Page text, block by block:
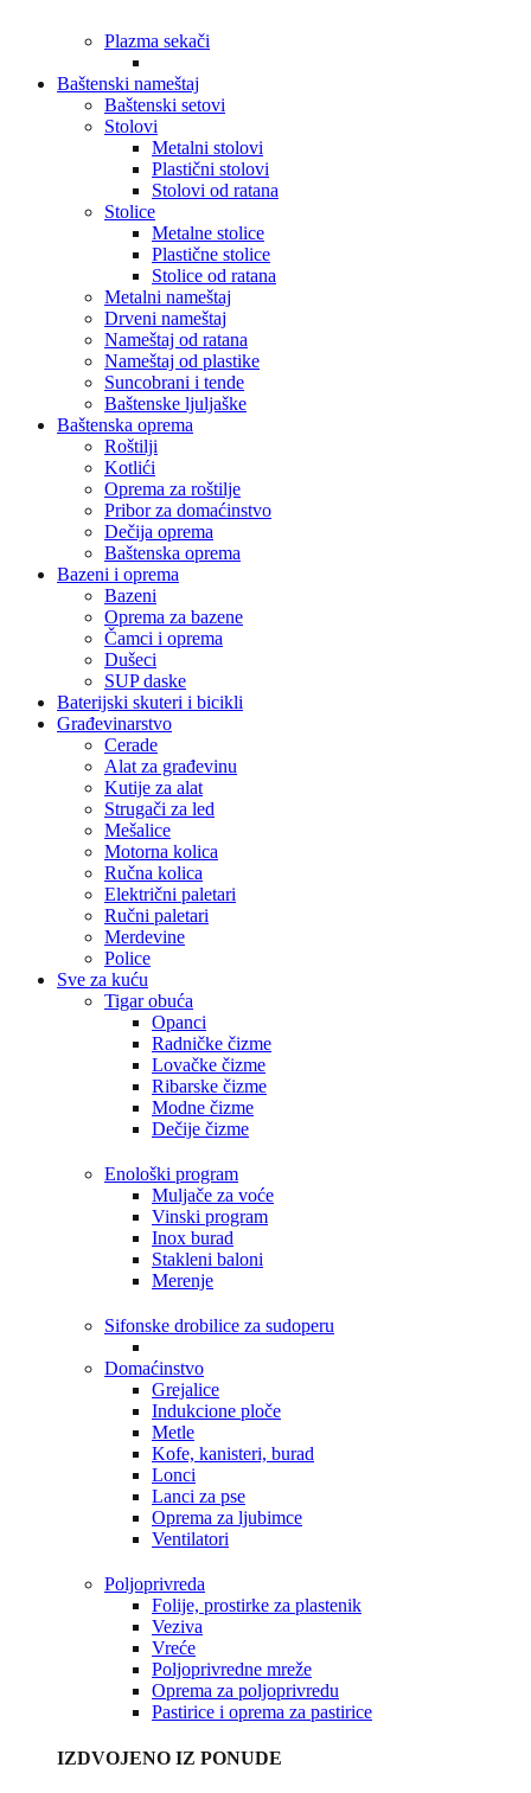
Plazma sekači
Baštenski nameštaj
Baštenski setovi
Stolovi
Metalni stolovi
Plastični stolovi
Stolovi od ratana
Stolice
Metalne stolice
Plastične stolice
Stolice od ratana
Metalni nameštaj
Drveni nameštaj
Nameštaj od ratana
Nameštaj od plastike
Suncobrani i tende
Baštenske ljuljaške
Baštenska oprema
Roštilji
Kotlići
Oprema za roštilje
Pribor za domaćinstvo
Dečija oprema
Baštenska oprema
Bazeni i oprema
Bazeni
Oprema za bazene
Čamci i oprema
Dušeci
SUP daske
Baterijski skuteri i bicikli
Građevinarstvo
Cerade
Alat za građevinu
Kutije za alat
Strugači za led
Mešalice
Motorna kolica
Ručna kolica
Električni paletari
Ručni paletari
Merdevine
Police
Sve za kuću
Tigar obuća
Opanci
Radničke čizme
Lovačke čizme
Ribarske čizme
Modne čizme
Dečije čizme
Enološki program
Muljače za voće
Vinski program
Inox burad
Stakleni baloni
Merenje
Sifonske drobilice za sudoperu
Domaćinstvo
Grejalice
Indukcione ploče
Metle
Kofe, kanisteri, burad
Lonci
Lanci za pse
Oprema za ljubimce
Ventilatori
Poljoprivreda
Folije, prostirke za plastenik
Veziva
Vreće
Poljoprivredne mreže
Oprema za poljoprivredu
Pastirice i oprema za pastirice
IZDVOJENO IZ PONUDE